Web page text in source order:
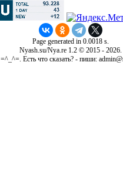
Page generated in 0.0018 s.
Nyash.su/Nya.re 1.2 © 2015 - 2026.
=^_^=. Есть что сказать? - пиши: